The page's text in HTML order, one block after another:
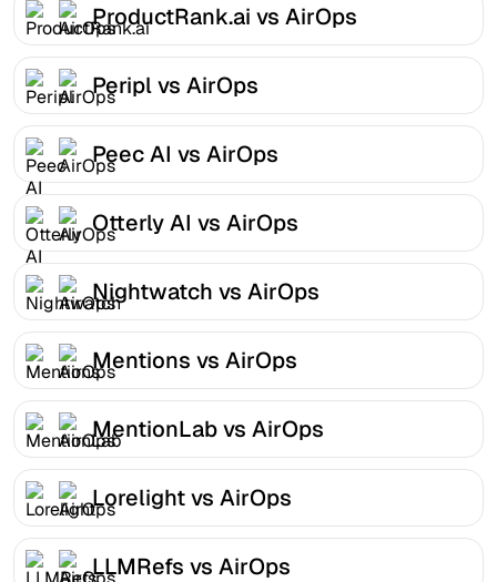
ProductRank.ai vs AirOps
Peripl vs AirOps
Peec AI vs AirOps
Otterly AI vs AirOps
Nightwatch vs AirOps
Mentions vs AirOps
MentionLab vs AirOps
Lorelight vs AirOps
LLMRefs vs AirOps